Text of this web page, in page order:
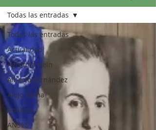
Todas las entradas
Actualidad
Agostina Hein
Alberto Fernández
Alejo Sarna
Análisis
ANSES
Todas las entradas